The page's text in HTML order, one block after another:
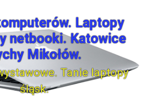
Laptopy
netbooki. Katowice
Mikołów.
Tanie laptopy
śląsk.